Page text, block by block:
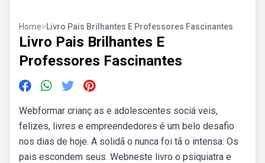
Home>Livro Pais Brilhantes E Professores Fascinantes
Livro Pais Brilhantes E
Professores Fascinantes
Webformar crianç as e adolescentes sociá veis,
felizes, livres e empreendedores é um belo desafio
nos dias de hoje. A solidã o nunca foi tã o intensa: Os
pais escondem seus. Webneste livro o psiquiatra e